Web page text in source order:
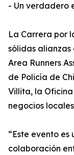
- Un verdadero
La Carrera por
sólidas
Area Runners
de Policía de
Villita, la
negocios
“Este evento
colaboración